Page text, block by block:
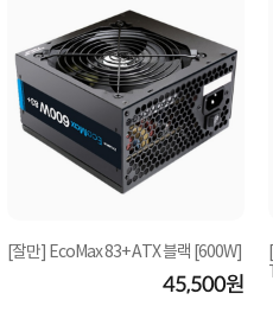
[잘만] EcoMax 83+ ATX 블랙 [600W]
45,500원